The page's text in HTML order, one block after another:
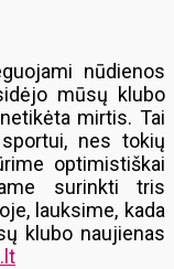
nūdienos
mūsų klubo
mirtis. Tai
nes tokių
optimistiškai
surinkti tris
lauksime, kada
klubo naujienas